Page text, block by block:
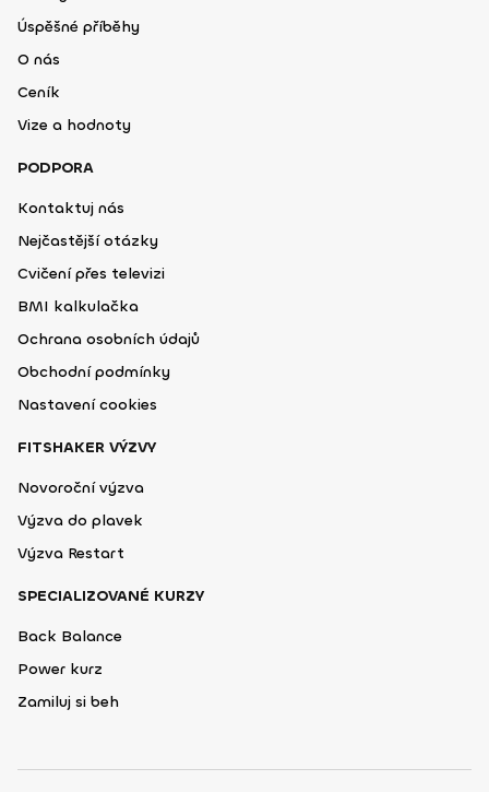
Úspěšné příběhy
O nás
Ceník
Vize a hodnoty
PODPORA
Kontaktuj nás
Nejčastější otázky
Cvičení přes televizi
BMI kalkulačka
Ochrana osobních údajů
Obchodní podmínky
Nastavení cookies
FITSHAKER VÝZVY
Novoroční výzva
Výzva do plavek
Výzva Restart
SPECIALIZOVANÉ KURZY
Back Balance
Power kurz
Zamiluj si beh